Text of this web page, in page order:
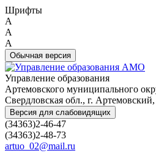
Шрифты
A
A
A
Обычная версия
Управление образования
Артемовского муниципального
Свердловская обл., г.
Версия для слабовидящих
(34363)2-46-47
(34363)2-48-73
artuo_02@mail.ru